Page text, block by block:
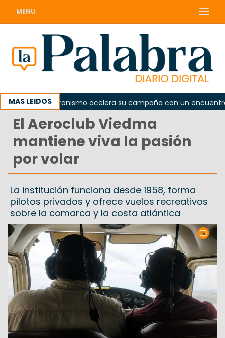
MENU
MAS LEIDOS
El peronismo acelera su campaña con un encuentro
El Aeroclub Viedma
mantiene viva la pasión
por volar
La institución funciona desde 1958, forma
pilotos privados y ofrece vuelos recreativos
sobre la comarca y la costa atlántica